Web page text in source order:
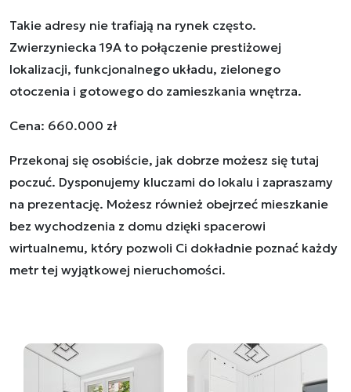
Takie adresy nie trafiają na rynek często.
Zwierzyniecka 19A to połączenie prestiżowej
lokalizacji, funkcjonalnego układu, zielonego
otoczenia i gotowego do zamieszkania wnętrza.
Cena: 660.000 zł
Przekonaj się osobiście, jak dobrze możesz się tutaj
poczuć. Dysponujemy kluczami do lokalu i zapraszamy
na prezentację. Możesz również obejrzeć mieszkanie
bez wychodzenia z domu dzięki spacerowi
wirtualnemu, który pozwoli Ci dokładnie poznać każdy
metr tej wyjątkowej nieruchomości.